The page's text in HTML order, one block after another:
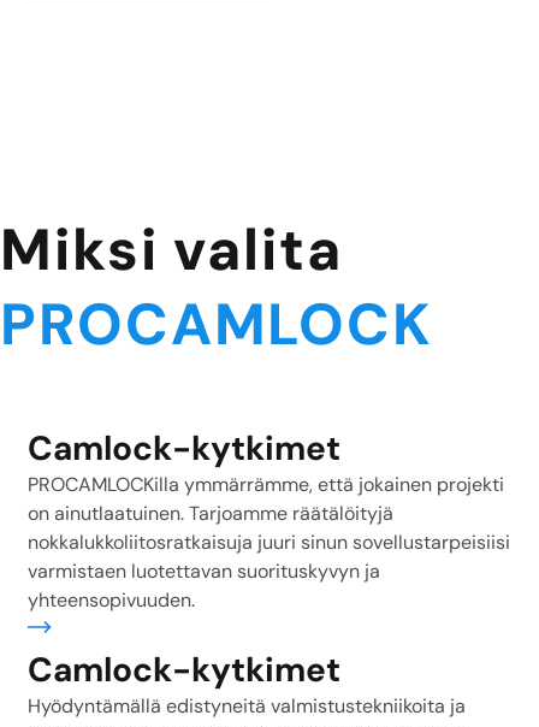
Miksi valita
PROCAMLOCK
Camlock-kytkimet
PROCAMLOCKilla ymmärrämme, että jokainen projekti
on ainutlaatuinen. Tarjoamme räätälöityjä
nokkalukkoliitosratkaisuja juuri sinun sovellustarpeisiisi
varmistaen luotettavan suorituskyvyn ja
yhteensopivuuden.
Camlock-kytkimet
Hyödyntämällä edistyneitä valmistustekniikoita ja